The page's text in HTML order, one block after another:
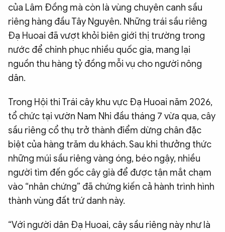
của Lâm Đồng mà còn là vùng chuyên canh sầu
riêng hàng đầu Tây Nguyên. Những trái sầu riêng
Đạ Huoai đã vượt khỏi biên giới thị trường trong
nước để chinh phục nhiều quốc gia, mang lại
nguồn thu hàng tỷ đồng mỗi vụ cho người nông
dân.
Trong Hội thi Trái cây khu vực Đạ Huoai năm 2026,
tổ chức tại vườn Nam Nhi đầu tháng 7 vừa qua, cây
sầu riêng cổ thụ trở thành điểm dừng chân đặc
biệt của hàng trăm du khách. Sau khi thưởng thức
những múi sầu riêng vàng óng, béo ngậy, nhiều
người tìm đến gốc cây già để được tận mắt chạm
vào “nhân chứng” đã chứng kiến cả hành trình hình
thành vùng đất trứ danh này.
“Với người dân Đạ Huoai, cây sầu riêng này như là